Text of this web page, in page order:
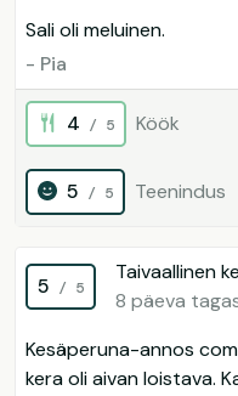
Sali oli meluinen.
- Pia
4 / 5 Köök
5 / 5 Teenindus
5 / 5
Taivaallinen
8 päeva
Kesäperuna-annos
kera oli aivan loistava.